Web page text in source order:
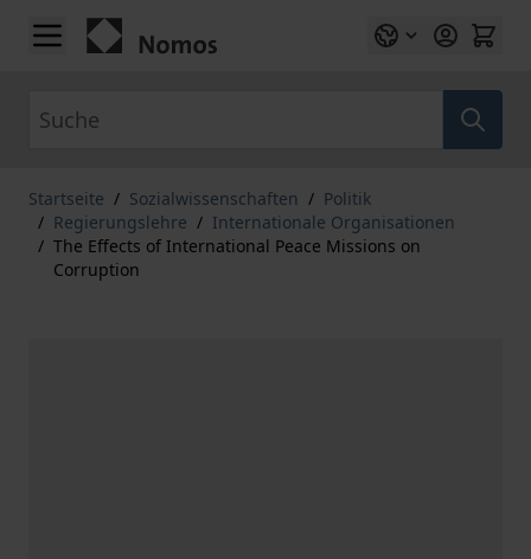
Zum Inhalt springen
Startseite / Sozialwissenschaften / Politik
/ Regierungslehre / Internationale Organisationen
/ The Effects of International Peace Missions on
Corruption